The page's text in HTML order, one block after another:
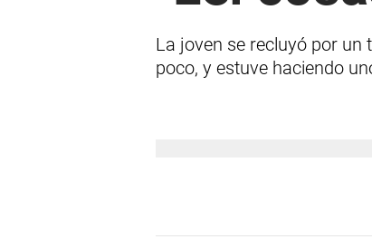
La joven se recluyó por un
poco, y estuve haciendo